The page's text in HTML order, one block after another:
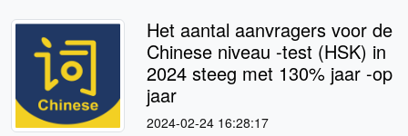
Het aantal aanvragers voor de
Chinese niveau -test (HSK) in
2024 steeg met 130% jaar -op
jaar
2024-02-24 16:28:17